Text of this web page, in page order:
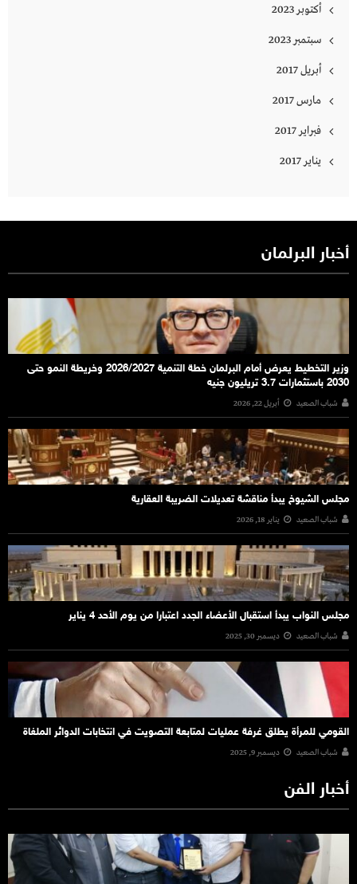
أكتوبر 2023
سبتمبر 2023
أبريل 2017
مارس 2017
فبراير 2017
يناير 2017
أخبار البرلمان
وزير التخطيط يعرض أمام البرلمان خطة التنمية 2026/2027 وخريطة النمو حتى
2030 باستثمارات 3.7 تريليون جنيه
شباب الصعيد أبريل 22, 2026
مجلس الشيوخ يبدأ مناقشة تعديلات الضريبة العقارية
شباب الصعيد يناير 18, 2026
مجلس النواب يبدأ استقبال الأعضاء الجدد اعتبارا من يوم الأحد 4 يناير
شباب الصعيد ديسمبر 30, 2025
القومي للمرأة يطلق غرفة عمليات لمتابعة التصويت في انتخابات الدوائر الملغاة
شباب الصعيد ديسمبر 9, 2025
أخبار الفن